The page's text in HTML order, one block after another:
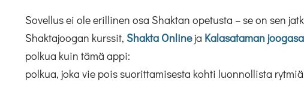
Sovellus ei ole erillinen osa Shaktan opetusta – se on sen
Shaktajoogan kurssit, Shakta Onlineja Kalasataman
polkua kuin tämä appi:
polkua, joka vie pois suorittamisesta kohti luonnollista